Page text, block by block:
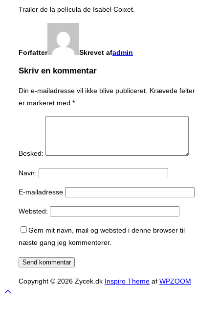
Trailer de la película de Isabel Coixet.
Forfatter Skrevet afadmin
Skriv en kommentar
Din e-mailadresse vil ikke blive publiceret. Krævede felter
er markeret med *
Besked:
Navn:
E-mailadresse
Websted:
Gem mit navn, mail og websted i denne browser til
næste gang jeg kommenterer.
Copyright © 2026 Zycek.dk Inspiro Theme af WPZOOM